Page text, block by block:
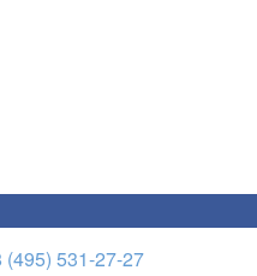
(495) 531-27-27